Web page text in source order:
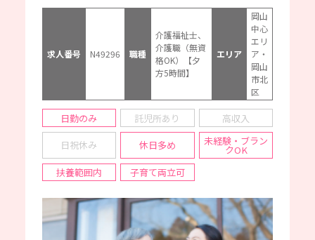
求人番号 N49296 職種
介護福祉士、
介護職（無資
格OK）【夕
方5時間】
エリア
岡山
中心
エリ
ア・
岡山
市北
区
日勤のみ 託児所あり 高収入
日祝休み 休日多め 未経験・ブラン
クOK
扶養範囲内
子育て両立可